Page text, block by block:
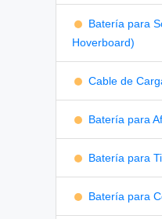
Batería para
Hoverboard)
Cable de
Batería para
Batería para
Batería para